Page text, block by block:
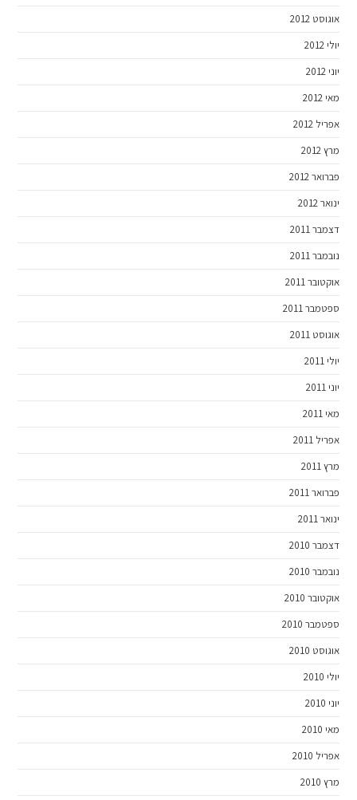
אוגוסט 2012
יולי 2012
יוני 2012
מאי 2012
אפריל 2012
מרץ 2012
פברואר 2012
ינואר 2012
דצמבר 2011
נובמבר 2011
אוקטובר 2011
ספטמבר 2011
אוגוסט 2011
יולי 2011
יוני 2011
מאי 2011
אפריל 2011
מרץ 2011
פברואר 2011
ינואר 2011
דצמבר 2010
נובמבר 2010
אוקטובר 2010
ספטמבר 2010
אוגוסט 2010
יולי 2010
יוני 2010
מאי 2010
אפריל 2010
מרץ 2010